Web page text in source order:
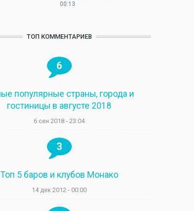
00:13
ТОП КОММЕНТАРИЕВ
6
популярные страны, города и
гостиницы в августе 2018
6 сен 2018 - 23:04
3
Топ 5 баров и клубов Монако
14 дек 2012 - 00:00